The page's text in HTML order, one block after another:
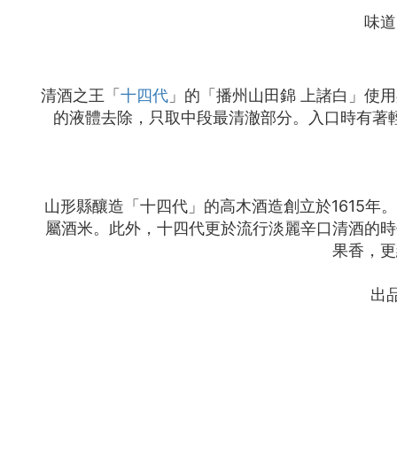
味
清酒之王「 十四代」的「播州山田錦 上諸白」使
的液體去除，只取中段最清澈部分。入口時有
山形縣釀造「十四代」的高木酒造創立於1615年
屬酒米。此外，十四代更於流行淡麗辛口清酒的
果香，
出